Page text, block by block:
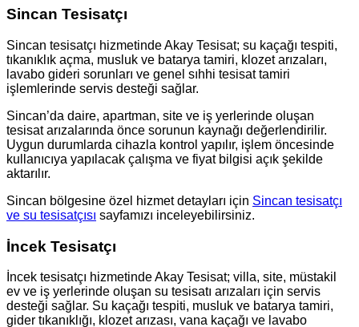
Sincan Tesisatçı
Sincan tesisatçı hizmetinde Akay Tesisat; su kaçağı tespiti,
tıkanıklık açma, musluk ve batarya tamiri, klozet arızaları,
lavabo gideri sorunları ve genel sıhhi tesisat tamiri
işlemlerinde servis desteği sağlar.
Sincan’da daire, apartman, site ve iş yerlerinde oluşan
tesisat arızalarında önce sorunun kaynağı değerlendirilir.
Uygun durumlarda cihazla kontrol yapılır, işlem öncesinde
kullanıcıya yapılacak çalışma ve fiyat bilgisi açık şekilde
aktarılır.
Sincan bölgesine özel hizmet detayları için Sincan tesisatçı
ve su tesisatçısı sayfamızı inceleyebilirsiniz.
İncek Tesisatçı
İncek tesisatçı hizmetinde Akay Tesisat; villa, site, müstakil
ev ve iş yerlerinde oluşan su tesisatı arızaları için servis
desteği sağlar. Su kaçağı tespiti, musluk ve batarya tamiri,
gider tıkanıklığı, klozet arızası, vana kaçağı ve lavabo